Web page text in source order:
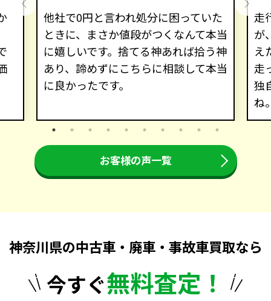
他社で0円と言われ処分に困っていた
ときに、まさか値段がつくなんて本当
に嬉しいです。捨てる神あれば拾う神
あり、諦めずにこちらに相談して本当
に良かったです。
走
が
え
走
独
ね
お客様の声一覧
神奈川県の中古車・廃車・事故車買取なら
今すぐ無料査定！